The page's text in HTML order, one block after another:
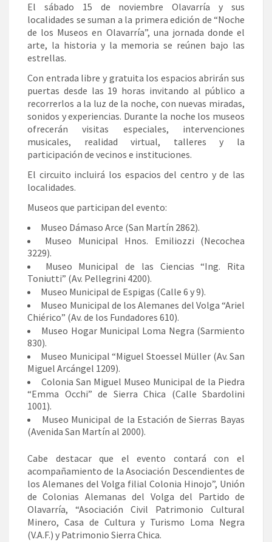
El sábado 15 de noviembre Olavarría y sus
localidades se suman a la primera edición de “Noche
de los Museos en Olavarría”, una jornada donde el
arte, la historia y la memoria se reúnen bajo las
estrellas.
Con entrada libre y gratuita los espacios abrirán sus
puertas desde las 19 horas invitando al público a
recorrerlos a la luz de la noche, con nuevas miradas,
sonidos y experiencias. Durante la noche los museos
ofrecerán visitas especiales, intervenciones
musicales, realidad virtual, talleres y la
participación de vecinos e instituciones.
El circuito incluirá los espacios del centro y de las
localidades.
Museos que participan del evento:
Museo Dámaso Arce (San Martín 2862).
Museo Municipal Hnos. Emiliozzi (Necochea
3229).
Museo Municipal de las Ciencias “Ing. Rita
Toniutti” (Av. Pellegrini 4200).
Museo Municipal de Espigas (Calle 6 y 9).
Museo Municipal de los Alemanes del Volga “Ariel
Chiérico” (Av. de los Fundadores 610).
Museo Hogar Municipal Loma Negra (Sarmiento
830).
Museo Municipal “Miguel Stoessel Müller (Av. San
Miguel Arcángel 1209).
Colonia San Miguel Museo Municipal de la Piedra
“Emma Occhi” de Sierra Chica (Calle Sbardolini
1001).
Museo Municipal de la Estación de Sierras Bayas
(Avenida San Martín al 2000).
Cabe destacar que el evento contará con el
acompañamiento de la Asociación Descendientes de
los Alemanes del Volga filial Colonia Hinojo”, Unión
de Colonias Alemanas del Volga del Partido de
Olavarría, “Asociación Civil Patrimonio Cultural
Minero, Casa de Cultura y Turismo Loma Negra
(V.A.F.) y Patrimonio Sierra Chica.